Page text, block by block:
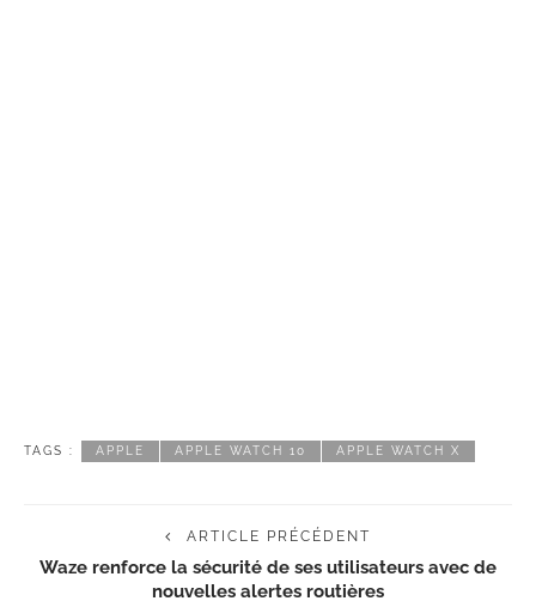
TAGS : APPLE APPLE WATCH 10 APPLE WATCH X
ARTICLE PRÉCÉDENT
Waze renforce la sécurité de ses utilisateurs avec de
nouvelles alertes routières